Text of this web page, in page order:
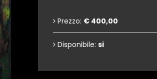
Prezzo: € 400,00
Disponibile: si